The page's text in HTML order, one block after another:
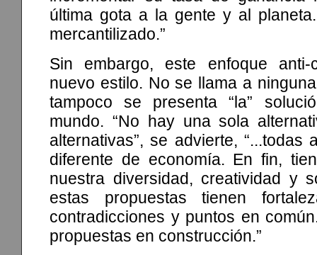
última gota a la gente y al
mercantilizado.”
Sin embargo, este enfoque
nuevo estilo. No se llama a
tampoco se presenta “la”
mundo. “No hay una sola
alternativas”, se advierte, “...todas
diferente de economía. En fin,
nuestra diversidad, creatividad y
estas propuestas tienen
contradicciones y puntos en
propuestas en construcción.”